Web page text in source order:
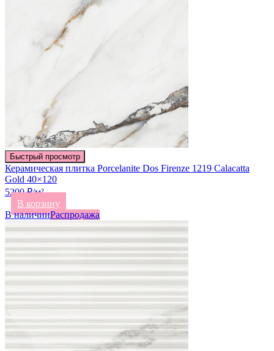
Быстрый просмотр
Керамическая плитка Porcelanite Dos Firenze 1219 Calacatta
Gold 40×120
5200 ₽/м²
В корзину
В наличииРаспродажа